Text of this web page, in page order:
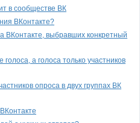
в сообществе ВК
ВКонтакте?
ВКонтакте, выбравших конкретный
голоса, а голоса только участников
опроса в двух группах ВК